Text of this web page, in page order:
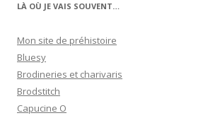
LÀ OÙ JE VAIS SOUVENT…
Mon site de préhistoire
Bluesy
Brodineries et charivaris
Brodstitch
Capucine O